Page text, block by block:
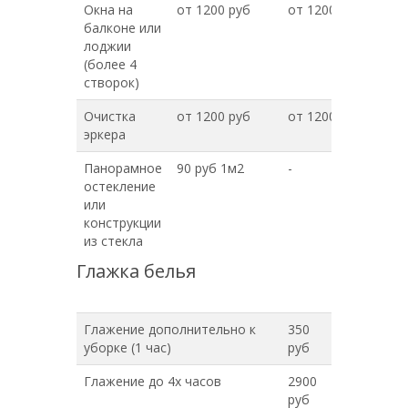
Окна на
балконе или
лоджии
(более 4
створок)
от 1200 руб от 1200 руб
Очистка
эркера
от 1200 руб от 1200 руб
Панорамное
остекление
или
конструкции
из стекла
90 руб 1м2 -
Глажка белья
Глажение дополнительно к
уборке (1 час)
350
руб
Глажение до 4х часов
2900
руб